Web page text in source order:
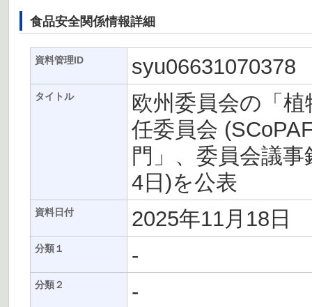
食品安全関係情報詳細
資料管理ID syu06631070378
タイトル
欧州委員会の「
任委員会
門」、委員会議
4日)を公表
資料日付 2025年11月18日
分類１ -
分類２ -